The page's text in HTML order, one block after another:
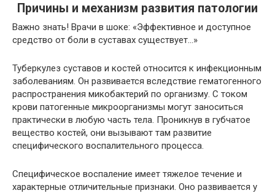
Причины и механизм развития патологии
Важно знать! Врачи в шоке: «Эффективное и доступное
средство от боли в суставах существует…»
Туберкулез суставов и костей относится к инфекционным
заболеваниям. Он развивается вследствие гематогенного
распространения микобактерий по организму. С током
крови патогенные микроорганизмы могут заноситься
практически в любую часть тела. Проникнув в губчатое
вещество костей, они вызывают там развитие
специфического воспалительного процесса.
Специфическое воспаление имеет тяжелое течение и
характерные отличительные признаки. Оно развивается у